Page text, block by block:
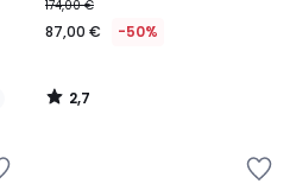
174,00 €
87,00 € -50%
2,7
/